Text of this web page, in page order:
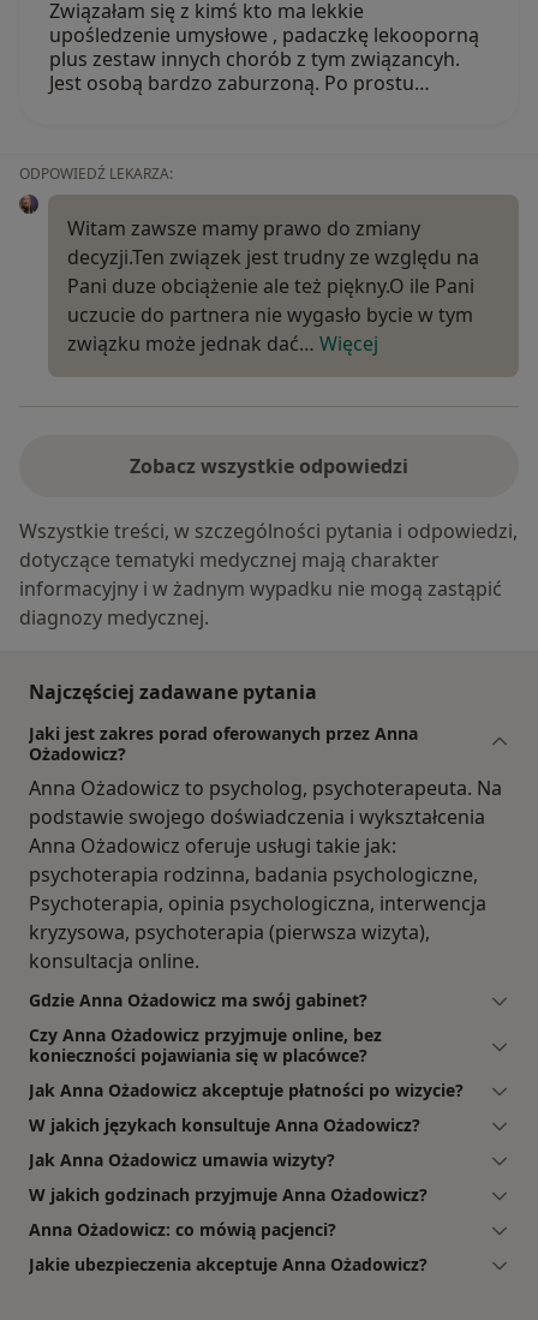
Związałam się z kimś kto ma lekkie
upośledzenie umysłowe , padaczkę lekooporną
plus zestaw innych chorób z tym związancyh.
Jest osobą bardzo zaburzoną. Po prostu…
ODPOWIEDŹ LEKARZA:
Witam zawsze mamy prawo do zmiany
decyzji.Ten związek jest trudny ze względu na
Pani duze obciążenie ale też piękny.O ile Pani
uczucie do partnera nie wygasło bycie w tym
związku może jednak dać… Więcej
Zobacz wszystkie odpowiedzi
Wszystkie treści, w szczególności pytania i odpowiedzi,
dotyczące tematyki medycznej mają charakter
informacyjny i w żadnym wypadku nie mogą zastąpić
diagnozy medycznej.
Najczęściej zadawane pytania
Jaki jest zakres porad oferowanych przez Anna
Ożadowicz?
Anna Ożadowicz to psycholog, psychoterapeuta. Na
podstawie swojego doświadczenia i wykształcenia
Anna Ożadowicz oferuje usługi takie jak:
psychoterapia rodzinna, badania psychologiczne,
Psychoterapia, opinia psychologiczna, interwencja
kryzysowa, psychoterapia (pierwsza wizyta),
konsultacja online.
Gdzie Anna Ożadowicz ma swój gabinet?
Czy Anna Ożadowicz przyjmuje online, bez
konieczności pojawiania się w placówce?
Jak Anna Ożadowicz akceptuje płatności po wizycie?
W jakich językach konsultuje Anna Ożadowicz?
Jak Anna Ożadowicz umawia wizyty?
W jakich godzinach przyjmuje Anna Ożadowicz?
Anna Ożadowicz: co mówią pacjenci?
Jakie ubezpieczenia akceptuje Anna Ożadowicz?